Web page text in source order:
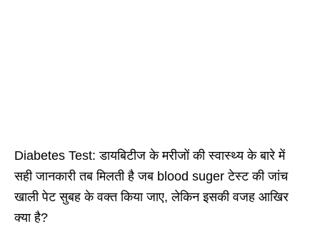
Diabetes Test: डायबिटीज के मरीजों की स्वास्थ्य के बारे में
सही जानकारी तब मिलती है जब blood suger टेस्ट की जांच
खाली पेट सुबह के वक्त किया जाए, लेकिन इसकी वजह आखिर
क्या है?